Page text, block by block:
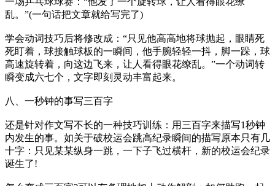
乱。”(一句话把文章就给写完了)
学会动词技巧后将修改成：“只见他高高地将球抛起，眼睛死
死盯着，球接触球板的一瞬间，他手腕轻轻一抖，脚一跺，球
高速旋转着，向这边飞来，让人看得眼花缭乱。”一个动词转
瞬变成六七个，文字即刻灵动丰富起来。
八、一秒钟的事写三百字
还是针对作文写不长的一种技巧训练：用三百字来描写1秒钟
内发生的事。如关于破校运会跳高纪录瞬间的描写原本只有几
十字：只见某某纵身一跳，一下子飞过横杆，新的校运会纪录
诞生了!